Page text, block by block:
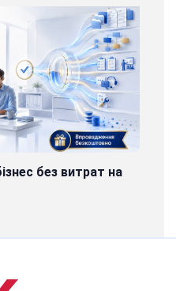
без витрат на